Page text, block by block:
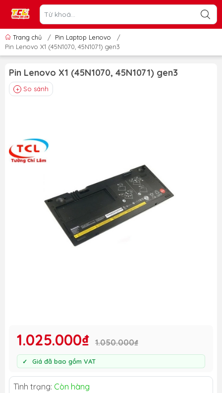
Trang chủ / Pin Laptop Lenovo
/
Pin Lenovo X1 (45N1070, 45N1071) gen3
Pin Lenovo X1 (45N1070, 45N1071) gen3
So sánh
1.025.000₫ 1.050.000₫
Giá đã bao gồm VAT
Tình trạng: Còn hàng